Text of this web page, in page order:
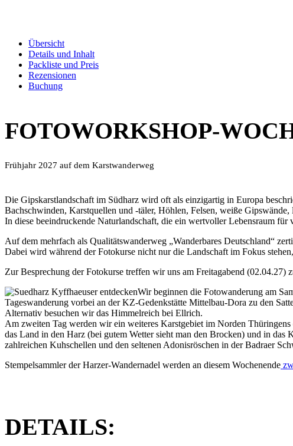
Übersicht
Details und Inhalt
Packliste und Preis
Rezensionen
Buchung
FOTOWORKSHOP-
Frühjahr 2027 auf dem Karstwanderweg
Die Gipskarstlandschaft im Südharz wird oft als einzigartig in Europa
Bachschwinden, Karstquellen und -täler, Höhlen, Felsen, weiße
In diese beeindruckende Naturlandschaft, die ein wertvoller Lebensraum
Auf dem mehrfach als Qualitätswanderweg „Wanderbares Deutschland“
Dabei wird während der Fotokurse nicht nur die Landschaft im Fokus
Zur Besprechung der Fotokurse treffen wir uns am Freitagabend (02.04.27)
Wir beginnen die Fotowanderung am
Tageswanderung vorbei an der KZ-Gedenkstätte Mittelbau-Dora zu den
Alternativ besuchen wir das Himmelreich bei Ellrich.
Am zweiten Tag werden wir ein weiteres Karstgebiet im Norden
das Land in den Harz (bei gutem Wetter sieht man den Brocken) und in
zahlreichen Kuhschellen und den seltenen Adonisröschen in der Badraer
Stempelsammler der Harzer-Wandernadel werden an diesem Wochenende
DETAILS: